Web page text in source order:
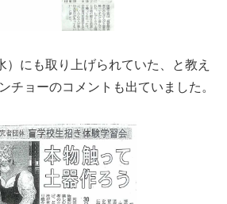
）にも取り上げられていた、と教え
チョーのコメントも出ていました。